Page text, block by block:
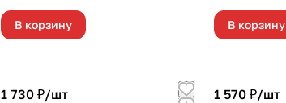
В корзину В корзину
1 730 ₽/шт 1 570 ₽/шт